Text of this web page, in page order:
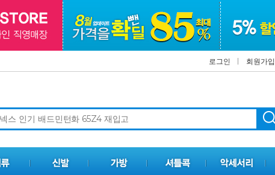
로그인 회원가입